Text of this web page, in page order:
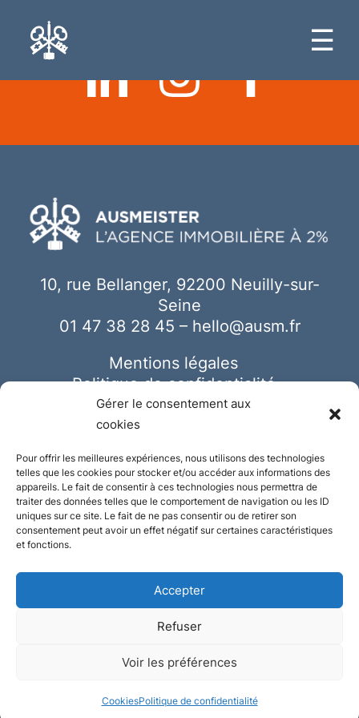
Gérer le consentement aux
cookies
Pour offrir les meilleures expériences, nous utilisons des technologies
telles que les cookies pour stocker et/ou accéder aux informations des
appareils. Le fait de consentir à ces technologies nous permettra de
traiter des données telles que le comportement de navigation ou les ID
uniques sur ce site. Le fait de ne pas consentir ou de retirer son
consentement peut avoir un effet négatif sur certaines caractéristiques
et fonctions.
Accepter
Refuser
Voir les préférences
CookiesPolitique de confidentialité
☰
10, rue Bellanger, 92200 Neuilly-sur-
Seine
01 47 38 28 45 – hello@ausm.fr
Mentions légales
Politique de confidentialité
Cookies
Conception et réalisation :Plate